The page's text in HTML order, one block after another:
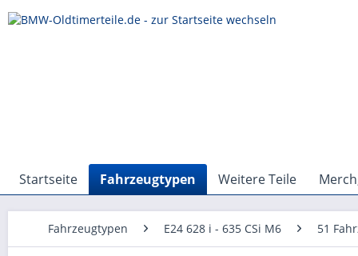
Startseite Fahrzeugtypen Weitere Teile
Fahrzeugtypen E24 628 i - 635 CSi M6 51